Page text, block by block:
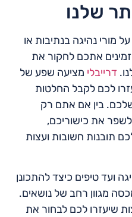
שלנו
מורי נהיגה בנתיבות או
אתכם לחקור את
דרייבלי מציעה שפע של
לכם לקבל החלטות
שלכם. בין אם אתם רק
לשפר את כישוריכם,
תובנות חשובות ועצות
ועד טיפים כיצד להתכונן
מגוון רחב של נושאים.
שיעזרו לכם לבחור את